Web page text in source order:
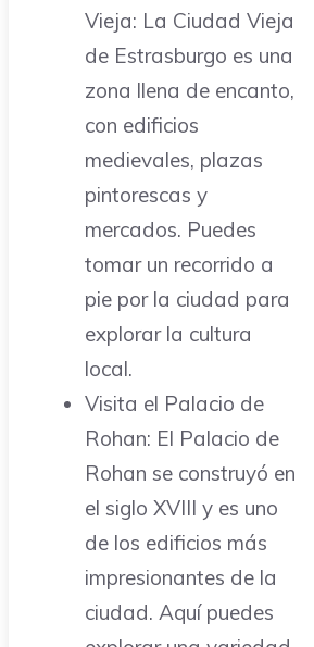
Vieja: La Ciudad Vieja
de Estrasburgo es una
zona llena de encanto,
con edificios
medievales, plazas
pintorescas y
mercados. Puedes
tomar un recorrido a
pie por la ciudad para
explorar la cultura
local.
Visita el Palacio de
Rohan: El Palacio de
Rohan se construyó en
el siglo XVIII y es uno
de los edificios más
impresionantes de la
ciudad. Aquí puedes